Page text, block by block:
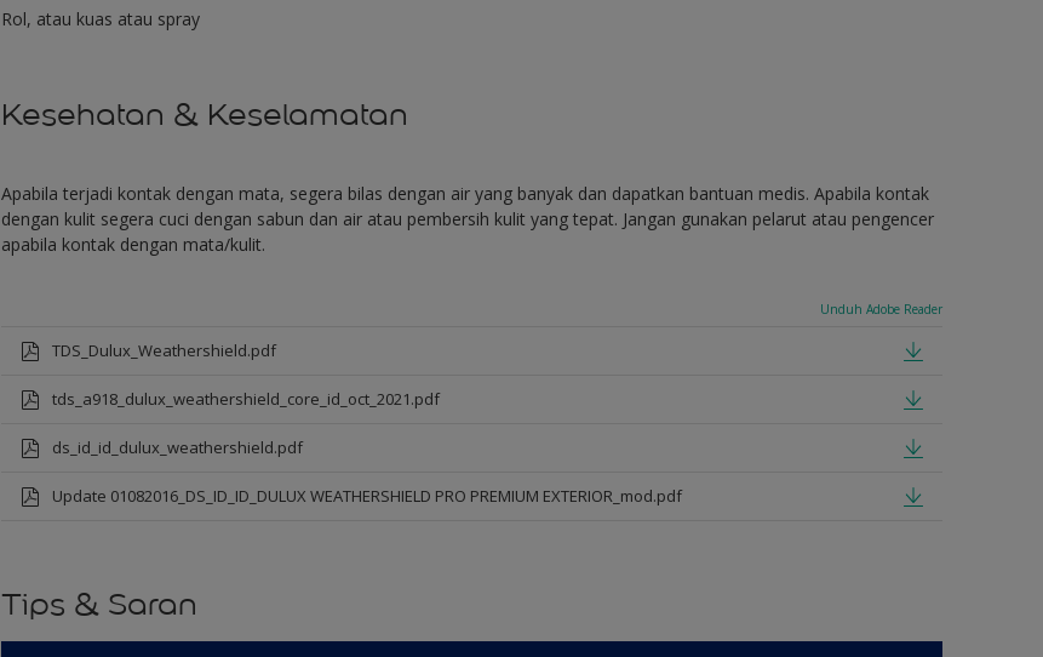
Rol, atau kuas atau spray
Kesehatan & Keselamatan
Apabila terjadi kontak dengan mata, segera bilas dengan air yang banyak dan dapatkan bantuan medis. Apabila kontak
dengan kulit segera cuci dengan sabun dan air atau pembersih kulit yang tepat. Jangan gunakan pelarut atau pengencer
apabila kontak dengan mata/kulit.
Unduh Adobe Reader
TDS_Dulux_Weathershield.pdf
tds_a918_dulux_weathershield_core_id_oct_2021.pdf
ds_id_id_dulux_weathershield.pdf
Update 01082016_DS_ID_ID_DULUX WEATHERSHIELD PRO PREMIUM EXTERIOR_mod.pdf
Tips & Saran